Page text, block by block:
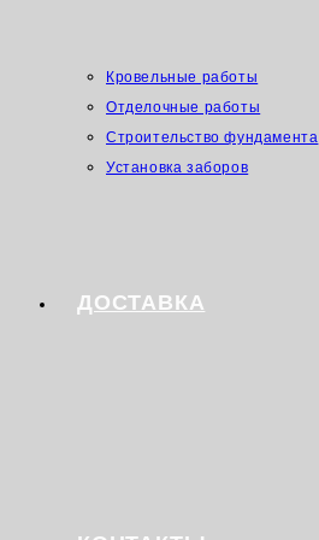
Кровельные работы
Отделочные работы
Строительство фундамента
Установка заборов
ДОСТАВКА